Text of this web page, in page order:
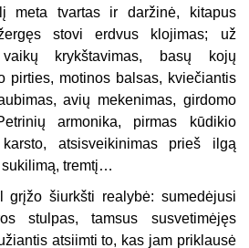
meta tvartas ir daržinė, kitapus
stovi erdvus klojimas; už
krykštavimas, basų kojų
pirties, motinos balsas, kviečiantis
avių mekenimas, girdomo
armonika, pirmas kūdikio
atsisveikinimas prieš ilgą
tremtį…
grįžo šiurkšti realybė: sumedėjusi
stulpas, tamsus susvetimėjęs
atsiimti to, kas jam priklausė